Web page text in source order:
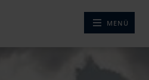
NAVIGATION
MENÜ